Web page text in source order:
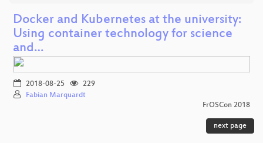
Docker and Kubernetes at the university:
Using container technology for science
and…
2018-08-25
229
Fabian Marquardt
FrOSCon 2018
next page